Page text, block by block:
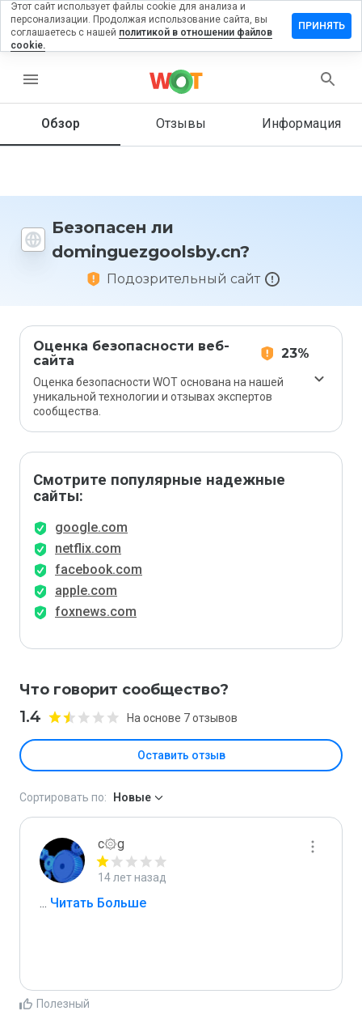
menu
Обзор Отзывы Информация
Безопасен ли
dominguezgoolsby.cn?
Подозрительный сайт
Оценка безопасности веб-
сайта
23%
Оценка безопасности WOT основана на нашей
уникальной технологии и отзывах экспертов
сообщества.
Смотрите популярные надежные
сайты:
google.com
netflix.com
facebook.com
apple.com
foxnews.com
Что говорит сообщество?
1.4 На основе 7 отзывов
Оставить отзыв
отзыв на
вы
сайт от
Сортировать по: Новые
c۞g
14 лет назад
... Читать Больше
Полезный
Этот сайт использует файлы cookie для анализа и
персонализации. Продолжая использование сайта, вы
соглашаетесь с нашей политикой в отношении файлов
cookie.
ПРИНЯТЬ